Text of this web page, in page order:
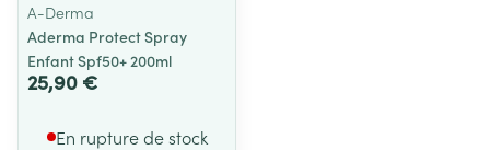
A-Derma
Aderma Protect Spray
Enfant Spf50+ 200ml
25,90 €
En rupture de stock